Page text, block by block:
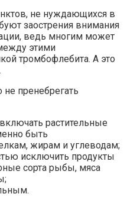
не нуждающихся в
заострения внимания
ведь многим может
этими
тромбофлебита. А это
не пренебрегать
растительные
быть
жирам и углеводам;
исключить продукты
сорта рыбы, мяса